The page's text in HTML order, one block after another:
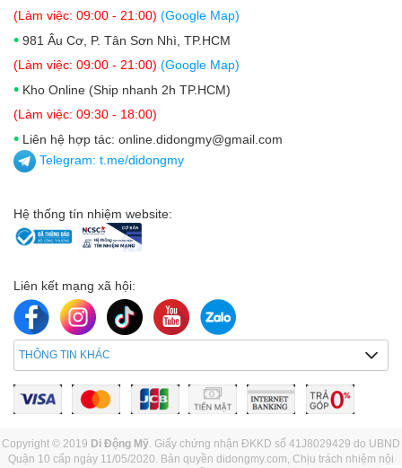
(Làm việc: 09:00 - 21:00) (Google Map)
• 981 Âu Cơ, P. Tân Sơn Nhì, TP.HCM
(Làm việc: 09:00 - 21:00) (Google Map)
• Kho Online (Ship nhanh 2h TP.HCM)
(Làm việc: 09:30 - 18:00)
• Liên hệ hợp tác: online.didongmy@gmail.com
Telegram: t.me/didongmy
Hệ thống tín nhiệm website:
Liên kết mạng xã hội:
THÔNG TIN KHÁC
Copyright © 2019 Di Động Mỹ . Giấy chứng nhận ĐKKD số 41J8029429 do UBND
Quận 10 cấp ngày 11/05/2020. Bản quyền didongmy.com, Chịu trách nhiệm nội